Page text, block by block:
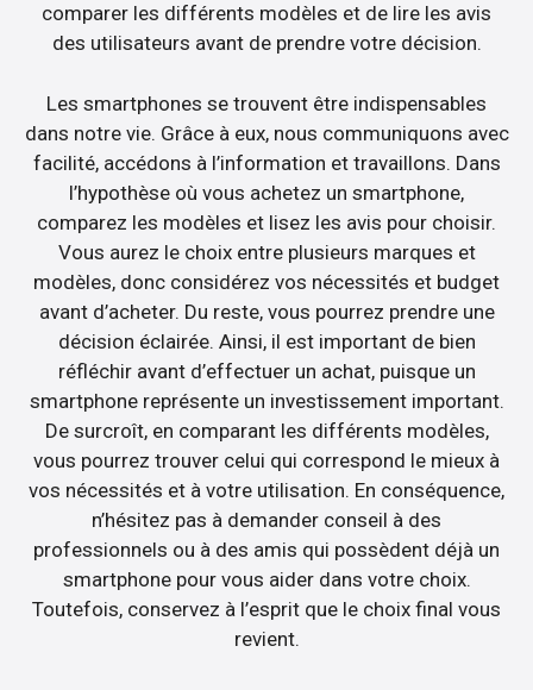
comparer les différents modèles et de lire les avis
des utilisateurs avant de prendre votre décision.
Les smartphones se trouvent être indispensables
dans notre vie. Grâce à eux, nous communiquons avec
facilité, accédons à l’information et travaillons. Dans
l’hypothèse où vous achetez un smartphone,
comparez les modèles et lisez les avis pour choisir.
Vous aurez le choix entre plusieurs marques et
modèles, donc considérez vos nécessités et budget
avant d’acheter. Du reste, vous pourrez prendre une
décision éclairée. Ainsi, il est important de bien
réfléchir avant d’effectuer un achat, puisque un
smartphone représente un investissement important.
De surcroît, en comparant les différents modèles,
vous pourrez trouver celui qui correspond le mieux à
vos nécessités et à votre utilisation. En conséquence,
n’hésitez pas à demander conseil à des
professionnels ou à des amis qui possèdent déjà un
smartphone pour vous aider dans votre choix.
Toutefois, conservez à l’esprit que le choix final vous
revient.